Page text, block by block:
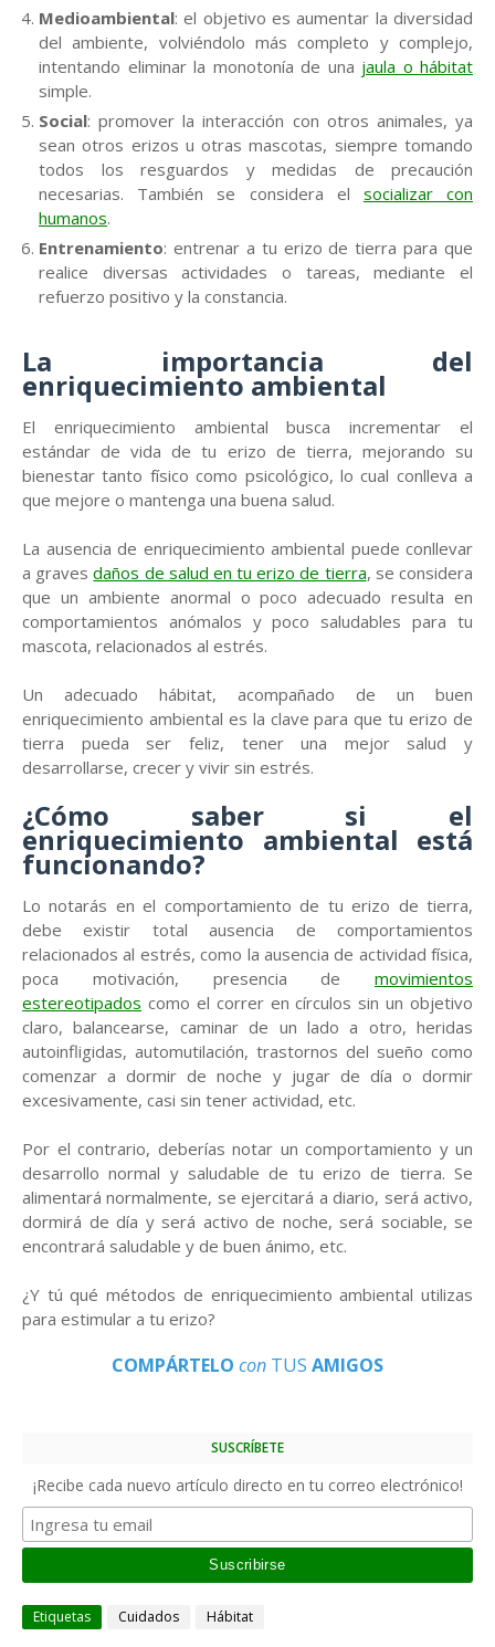
Medioambiental: el objetivo es aumentar la diversidad
del ambiente, volviéndolo más completo y complejo,
intentando eliminar la monotonía de una jaula o hábitat
simple.
Social: promover la interacción con otros animales, ya
sean otros erizos u otras mascotas, siempre tomando
todos los resguardos y medidas de precaución
necesarias. También se considera el socializar con
humanos.
Entrenamiento: entrenar a tu erizo de tierra para que
realice diversas actividades o tareas, mediante el
refuerzo positivo y la constancia.
La importancia del
enriquecimiento ambiental
El enriquecimiento ambiental busca incrementar el
estándar de vida de tu erizo de tierra, mejorando su
bienestar tanto físico como psicológico, lo cual conlleva a
que mejore o mantenga una buena salud.
La ausencia de enriquecimiento ambiental puede conllevar
a gravesdaños de salud en tu erizo de tierra, se considera
que un ambiente anormal o poco adecuado resulta en
comportamientos anómalos y poco saludables para tu
mascota, relacionados al estrés.
Un adecuado hábitat, acompañado de un buen
enriquecimiento ambiental es la clave para que tu erizo de
tierra pueda ser feliz, tener una mejor salud y
desarrollarse, crecer y vivir sin estrés.
¿Cómo saber si el
enriquecimiento ambiental está
funcionando?
Lo notarás en el comportamiento de tu erizo de tierra,
debe existir total ausencia de comportamientos
relacionados al estrés, como la ausencia de actividad física,
poca motivación, presencia de movimientos
estereotipados como el correr en círculos sin un objetivo
claro, balancearse, caminar de un lado a otro, heridas
autoinfligidas, automutilación, trastornos del sueño como
comenzar a dormir de noche y jugar de día o dormir
excesivamente, casi sin tener actividad, etc.
Por el contrario, deberías notar un comportamiento y un
desarrollo normal y saludable de tu erizo de tierra. Se
alimentará normalmente, se ejercitará a diario, será activo,
dormirá de día y será activo de noche, será sociable, se
encontrará saludable y de buen ánimo, etc.
¿Y tú qué métodos de enriquecimiento ambiental utilizas
para estimular a tu erizo?
COMPÁRTELO con TUS AMIGOS
SUSCRÍBETE
¡Recibe cada nuevo artículo directo en tu correo electrónico!
Etiquetas Cuidados Hábitat